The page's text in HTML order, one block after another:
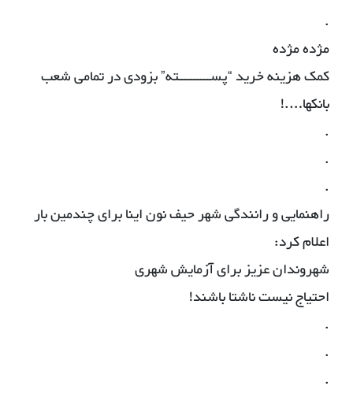
.
مژده مژده
کمک هزینه خرید “پســــــــــته” بزودی در تمامی شعب
بانکها….!
.
.
.
راهنمایی و رانندگی شهر حیف نون اینا برای چندمین بار
اعلام کرد:
شهروندان عزیز برای آزمایش شهری
احتیاج نیست ناشتا باشند!
.
.
.